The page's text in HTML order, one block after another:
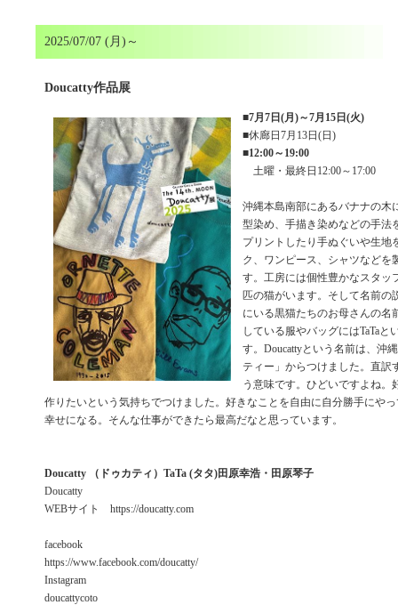
2025/07/07 (月)～
Doucatty作品展
■7月7日(月)～7月15日(火)
■休廊日7月13日(日)
■12:00～19:00
土曜・最終日12:00～17:00
沖縄本島南部にあるバナナの木
型染め、手描き染めなどの手法
プリントしたり手ぬぐいや生地
ク、ワンピース、シャツなどを
す。工房には個性豊かなスタッ
匹の猫がいます。そして名前の
にいる黒猫たちのお母さんの名
している服やバッグにはTaTaと
す。Doucattyという名前は、沖
ティー」からつけました。直訳
う意味です。ひどいですよね。
作りたいという気持ちでつけました。好きなことを自由に自分勝手にや
幸せになる。そんな仕事ができたら最高だなと思っています。
Doucatty （ドゥカティ）TaTa (タタ)田原幸浩・田原琴子
Doucatty
WEBサイト https://doucatty.com
facebook
https://www.facebook.com/doucatty/
Instagram
doucattycoto